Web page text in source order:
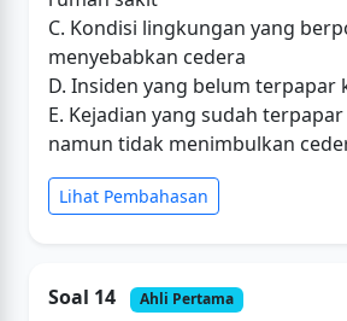
C. Kondisi lingkungan yang
menyebabkan cedera
D. Insiden yang belum terpapar
E. Kejadian yang sudah
namun tidak menimbulkan
Lihat Pembahasan
Soal 14 Ahli Pertama